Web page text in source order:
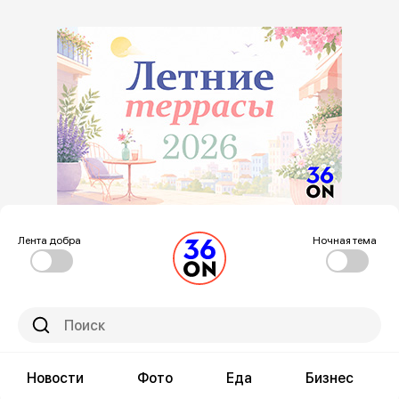
Лента добра Ночная тема
Новости Фото Еда Бизнес